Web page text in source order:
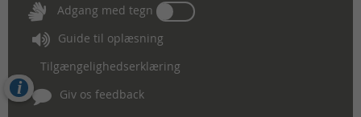
Adgang med tegn Tænd
eller
sluk
for
Adgang
Guide til oplæsning
Tilgængelighedserklæring
Giv os feedback
Cookies